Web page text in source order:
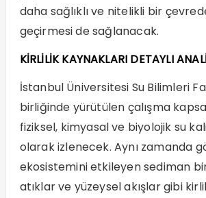
daha sağlıklı ve nitelikli bir
geçirmesi de sağlanacak.
KİRLİLİK KAYNAKLARI DETAYLI
İstanbul Üniversitesi Su Bilimleri
birliğinde yürütülen çalışma
fiziksel, kimyasal ve biyolojik su
olarak izlenecek. Aynı zamanda
ekosistemini etkileyen sediman
atıklar ve yüzeysel akışlar gibi